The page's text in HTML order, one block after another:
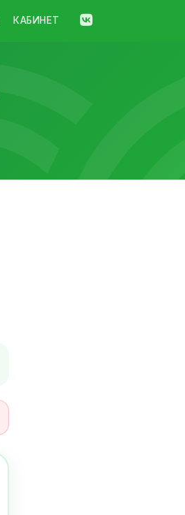
КАБИНЕТ